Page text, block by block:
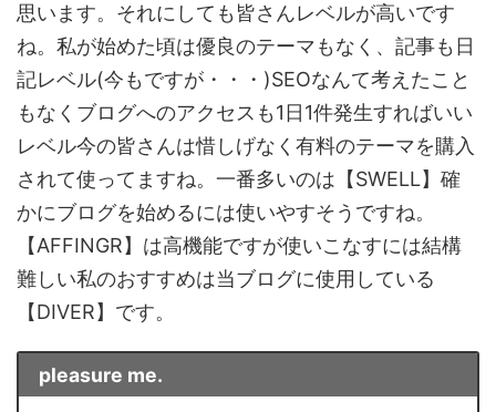
思います。それにしても皆さんレベルが高いです
ね。私が始めた頃は優良のテーマもなく、記事も日
記レベル(今もですが・・・)SEOなんて考えたこと
もなくブログへのアクセスも1日1件発生すればいい
レベル今の皆さんは惜しげなく有料のテーマを購入
されて使ってますね。一番多いのは【SWELL】確
かにブログを始めるには使いやすそうですね。
【AFFINGR】は高機能ですが使いこなすには結構
難しい私のおすすめは当ブログに使用している
【DIVER】です。
pleasure me.